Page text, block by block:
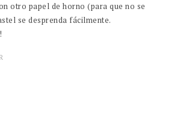
otro papel de horno (para que no se
se desprenda fácilmente.